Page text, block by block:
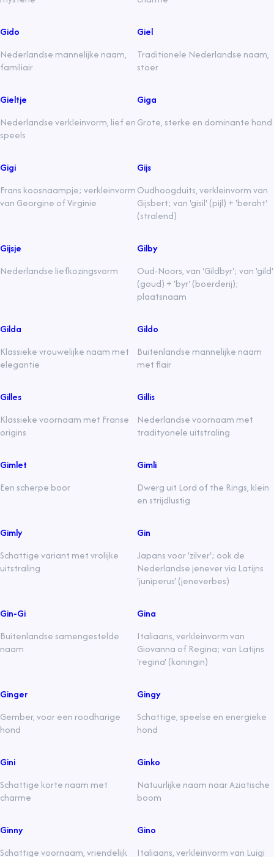
Gido
Nederlandse mannelijke naam,
familiair
Giel
Traditionele Nederlandse naam,
stoer
Gieltje
Nederlandse verkleinvorm, lief en
speels
Giga
Grote, sterke en dominante hond
Gigi
Frans koosnaampje; verkleinvorm
van Georgine of Virginie
Gijs
Oudhoogduits, verkleinvorm van
Gijsbert; van 'gisil' (pijl) + 'beraht'
(stralend)
Gijsje
Nederlandse liefkozingsvorm
Gilby
Oud-Noors, van 'Gildbyr'; van 'gild'
(goud) + 'byr' (boerderij);
plaatsnaam
Gilda
Klassieke vrouwelijke naam met
elegantie
Gildo
Buitenlandse mannelijke naam
met flair
Gilles
Klassieke voornaam met Franse
origins
Gillis
Nederlandse voornaam met
tradityonele uitstraling
Gimlet
Een scherpe boor
Gimli
Dwerg uit Lord of the Rings, klein
en strijdlustig
Gimly
Schattige variant met vrolijke
uitstraling
Gin
Japans voor 'zilver'; ook de
Nederlandse jenever via Latijns
'juniperus' (jeneverbes)
Gin-Gi
Buitenlandse samengestelde
naam
Gina
Italiaans, verkleinvorm van
Giovanna of Regina; van Latijns
'regina' (koningin)
Ginger
Gember, voor een roodharige
hond
Gingy
Schattige, speelse en energieke
hond
Gini
Schattige korte naam met
charme
Ginko
Natuurlijke naam naar Aziatische
boom
Ginny
Schattige voornaam, vriendelijk
Gino
Italiaans, verkleinvorm van Luigi